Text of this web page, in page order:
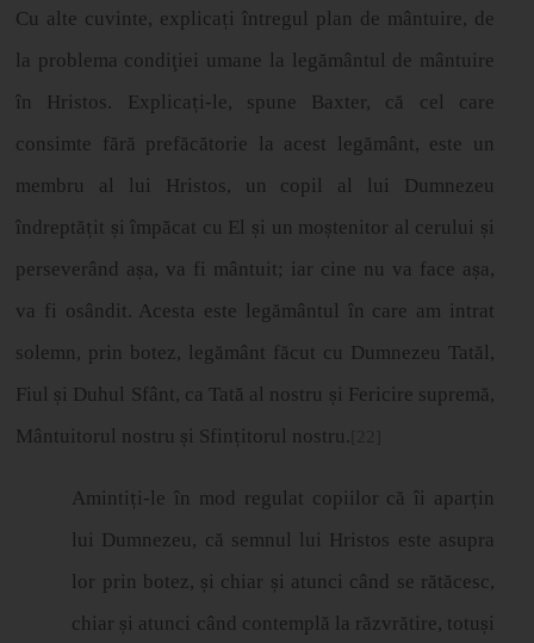
Cu alte cuvinte, explicați întregul plan de mântuire, de
la problema condiţiei umane la legământul de mântuire
în Hristos. Explicați-le, spune Baxter, că
cel care
consimte fără prefăcătorie la acest legământ, este un
membru al lui Hristos, un copil al lui Dumnezeu
îndreptățit și împăcat cu El și un moștenitor al cerului și
perseverând așa, va fi mântuit; iar cine nu va face așa,
va fi osândit. Acesta este legământul în care am intrat
solemn, prin botez, legământ făcut cu Dumnezeu Tatăl,
Fiul și Duhul Sfânt, ca Tată al nostru și Fericire supremă,
Mântuitorul nostru și Sfințitorul nostru.
Amintiți-le în mod regulat copiilor că îi aparțin
lui Dumnezeu, că semnul lui Hristos este asupra
lor prin botez, și chiar și atunci când se rătăcesc,
chiar și atunci când contemplă la răzvrătire, totuși